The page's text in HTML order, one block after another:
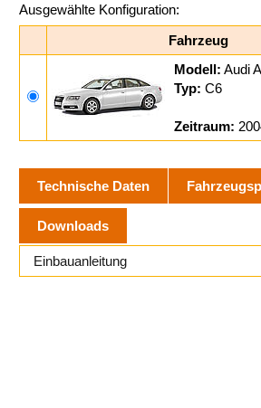
Ausgewählte Konfiguration:
Fahrzeug
Modell: Audi
Typ: C6
Zeitraum:
Technische Daten
Downloads
Einbauanleitung